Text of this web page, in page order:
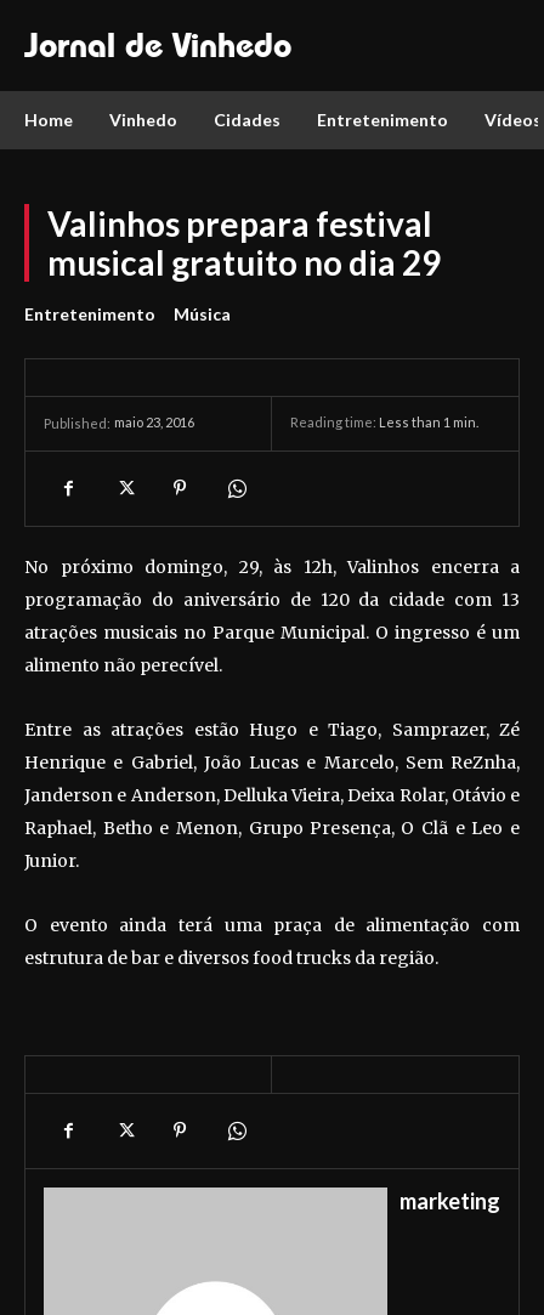
Jornal de Vinhedo
Home Vinhedo Cidades Entretenimento Vídeos
Valinhos prepara festival
musical gratuito no dia 29
Entretenimento Música
Published: maio 23, 2016 Reading time: Less than 1 min.
No próximo domingo, 29, às 12h, Valinhos encerra a
programação do aniversário de 120 da cidade com 13
atrações musicais no Parque Municipal. O ingresso é um
alimento não perecível.
Entre as atrações estão Hugo e Tiago, Samprazer, Zé
Henrique e Gabriel, João Lucas e Marcelo, Sem ReZnha,
Janderson e Anderson, Delluka Vieira, Deixa Rolar, Otávio e
Raphael, Betho e Menon, Grupo Presença, O Clã e Leo e
Junior.
O evento ainda terá uma praça de alimentação com
estrutura de bar e diversos food trucks da região.
marketing